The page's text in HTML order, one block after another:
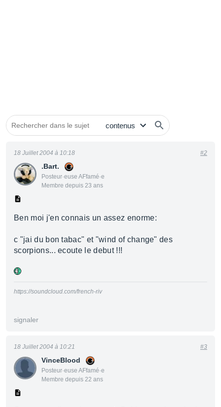
.Bart.
Posteur·euse AFfamé·e
Membre depuis 23 ans
18 Juillet 2004 à 10:18 #2
Ben moi j'en connais un assez enorme:
c "jai du bon tabac" et "wind of change" des
scorpions... ecoute le debut !!!
https://soundcloud.com/french-riv
signaler
VinceBlood
Posteur·euse AFfamé·e
Membre depuis 22 ans
18 Juillet 2004 à 10:21 #3